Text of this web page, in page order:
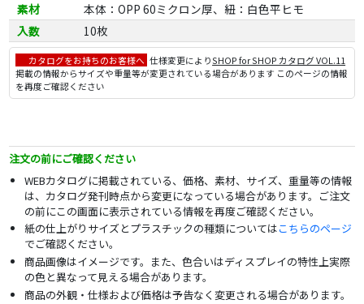
素材
本体：OPP 60ミクロン厚、紐：白色平ヒモ
入数
10枚
カタログをお持ちのお客様へ 仕様変更によりSHOP for SHOP カタログ VOL.11
掲載の情報からサイズや重量等が変更されている場合があります このページの情報
を再度ご確認ください
注文の前にご確認ください
WEBカタログに掲載されている、価格、素材、サイズ、重量等の情報
は、カタログ発刊時点から変更になっている場合があります。ご注文
の前にこの画面に表示されている情報を再度ご確認ください。
紙の仕上がりサイズとプラスチックの種類についてはこちらのページ
でご確認ください。
商品画像はイメージです。また、色合いはディスプレイの特性上実際
の色と異なって見える場合があります。
商品の外観・仕様および価格は予告なく変更される場合があります。